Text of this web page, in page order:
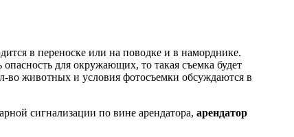
в переноске или на поводке и в наморднике.
для окружающих, то такая съемка будет
во животных и условия фотосъемки обсуждаются в
сигнализации по вине арендатора, арендатор